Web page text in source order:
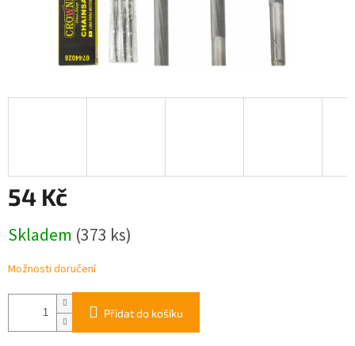
54 Kč
cena:
Skladem (373 ks)
Možnosti doručení
Přidat do košíku